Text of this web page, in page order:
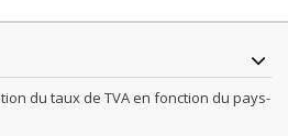
du taux de TVA en fonction du pays-